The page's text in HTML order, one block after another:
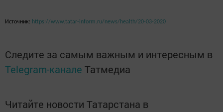
Источник: https://www.tatar-inform.ru/news/health/20-03-2020
Следите за самым важным и интересным в
Telegram-канале Татмедиа
Читайте новости Татарстана в